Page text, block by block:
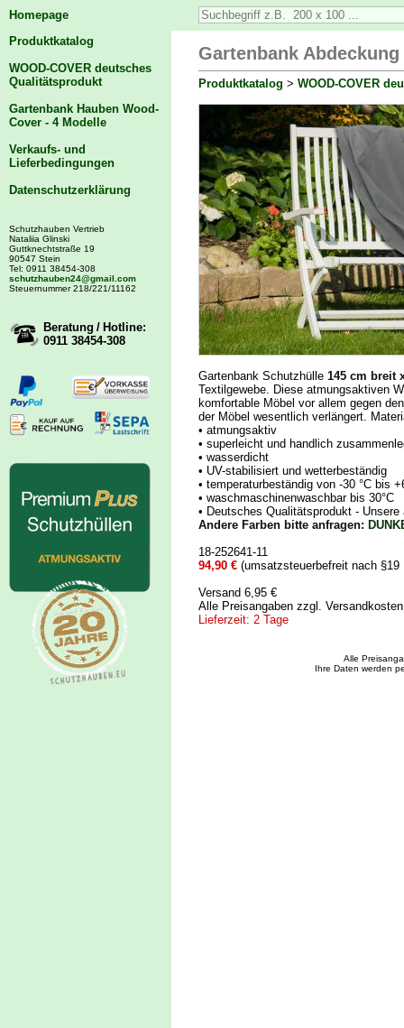
Homepage
Produktkatalog
WOOD-COVER deutsches
Qualitätsprodukt
Gartenbank Hauben Wood-
Cover - 4 Modelle
Verkaufs- und
Lieferbedingungen
Datenschutzerklärung
Schutzhauben Vertrieb
Nataliia Glinski
Guttknechtstraße 19
90547 Stein
Tel: 0911 38454-308
schutzhauben24@gmail.com
Steuernummer 218/221/11162
Beratung / Hotline:
0911 38454-308
Gartenbank
Produktkatalog > WOOD-COVER
Gartenbank Schutzhülle 145 cm breit
Textilgewebe. Diese atmungsaktiven
komfortable Möbel vor allem gegen
der Möbel wesentlich verlängert.
• atmungsaktiv
• superleicht und handlich
• wasserdicht
• UV-stabilisiert und wetterbeständig
• temperaturbeständig von -30 °C bis
• waschmaschinenwaschbar bis 30°C
• Deutsches Qualitätsprodukt -
Andere Farben bitte anfragen:
18-252641-11
94,90 € (umsatzsteuerbefreit nach §19
Versand 6,95 €
Alle Preisangaben zzgl.
Lieferzeit: 2 Tage
Alle
Ihre Daten werden